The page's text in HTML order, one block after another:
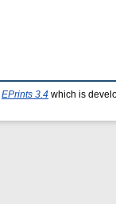
EPrints 3.4 which is